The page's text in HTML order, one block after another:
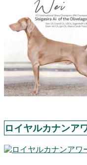
ロイヤルカナンア